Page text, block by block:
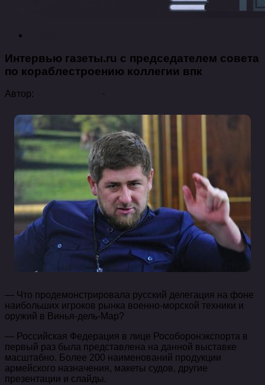
Интервью газеты.ru с председателем совета
по кораблестроению коллегии впк
Автор: ·
— Что продемонстрировала русский делегация на фоне
наибольших игроков рынка военно-морской техники и
оружий в Винья-дель-Мар?
— Российская Федерация в лице Рособоронэкспорта в
первый раз была представлена на данной выставке
масштабно. Более 200 наименований продукции
армейского назначения, макеты судов, другие
презентации и слайды.